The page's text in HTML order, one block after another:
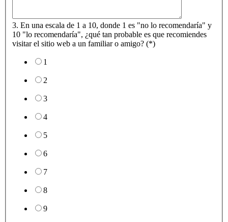
3. En una escala de 1 a 10, donde 1 es "no lo recomendaría" y
10 "lo recomendaría", ¿qué tan probable es que recomiendes
visitar el sitio web a un familiar o amigo? (*)
1
2
3
4
5
6
7
8
9